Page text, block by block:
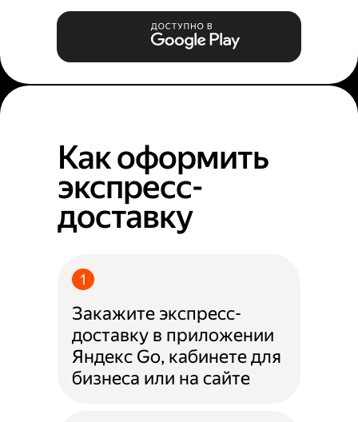
Как оформить
экспресс-
доставку
Закажите экспресс-
доставку в приложении
Яндекс Go, кабинете для
бизнеса или на сайте